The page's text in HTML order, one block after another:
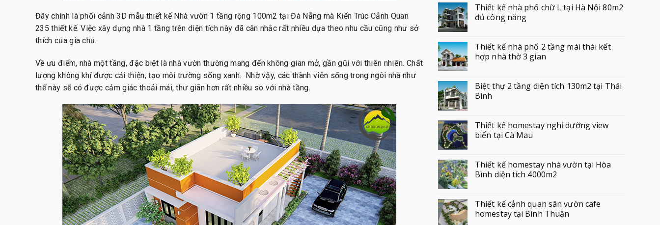
Đây chính là phối cảnh 3D mẫu thiết kế Nhà vườn 1 tầng rộng 100m2 tại Đà Nẵng mà Kiến Trúc Cảnh Quan
235 thiết kế. Việc xây dựng nhà 1 tầng trên diện tích này đã cân nhắc rất nhiều dựa theo nhu cầu cũng như sở
thích của gia chủ.
Về ưu điểm, nhà một tầng, đặc biệt là nhà vườn thường mang đến không gian mở, gần gũi với thiên nhiên. Chất
lượng không khí được cải thiện, tạo môi trường sống xanh. Nhờ vậy, các thành viên sống trong ngôi nhà như
thế này sẽ có được cảm giác thoải mái, thư giãn hơn rất nhiều so với nhà tầng.
Thiết kế nhà phố chữ L tại Hà Nội 80m2
đủ công năng
Thiết kế nhà phố 2 tầng mái thái kết
hợp nhà thờ 3 gian
Biệt thự 2 tầng diện tích 130m2 tại Thái
Bình
Thiết kế homestay nghỉ dưỡng view
biển tại Cà Mau
Thiết kế homestay nhà vườn tại Hòa
Bình diện tích 4000m2
Thiết kế cảnh quan sân vườn cafe
homestay tại Bình Thuận